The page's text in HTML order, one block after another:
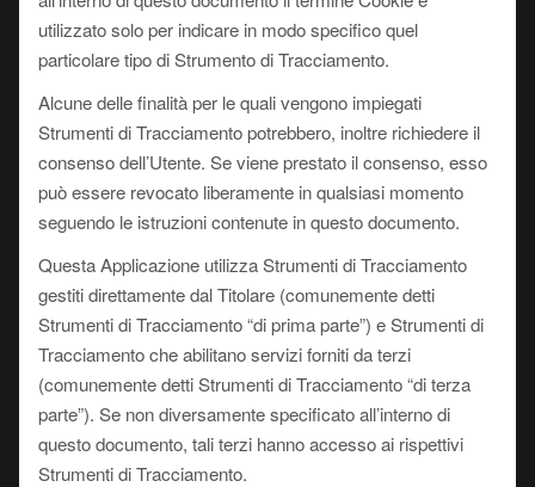
utilizzato solo per indicare in modo specifico quel
particolare tipo di Strumento di Tracciamento.
Alcune delle finalità per le quali vengono impiegati
Strumenti di Tracciamento potrebbero, inoltre richiedere il
consenso dell’Utente. Se viene prestato il consenso, esso
può essere revocato liberamente in qualsiasi momento
seguendo le istruzioni contenute in questo documento.
Questa Applicazione utilizza Strumenti di Tracciamento
gestiti direttamente dal Titolare (comunemente detti
Strumenti di Tracciamento “di prima parte”) e Strumenti di
Tracciamento che abilitano servizi forniti da terzi
(comunemente detti Strumenti di Tracciamento “di terza
parte”). Se non diversamente specificato all’interno di
questo documento, tali terzi hanno accesso ai rispettivi
Strumenti di Tracciamento.